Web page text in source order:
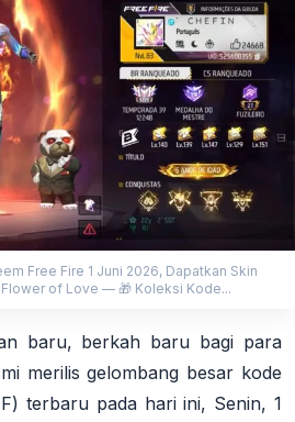
Free Fire 1 Juni 2026, Dapatkan Skin
Flower of Love — 🎁 Koleksi Kode...
baru, berkah baru bagi para
merilis gelombang besar kode
terbaru pada hari ini, Senin, 1